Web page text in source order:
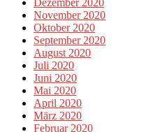
November 2020
Oktober 2020
September 2020
August 2020
Juli 2020
Juni 2020
Mai 2020
April 2020
März 2020
Februar 2020